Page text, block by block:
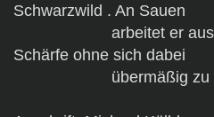
Schwarzwild . An Sauen
arbeitet er
Schärfe ohne sich dabei
übermäßig zu